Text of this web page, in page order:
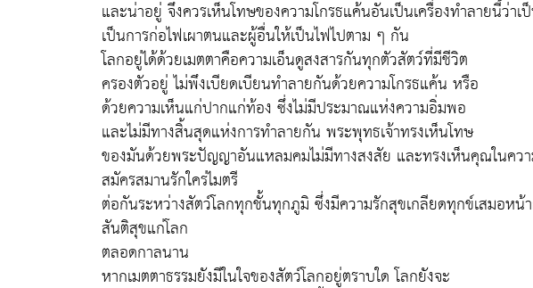
และน่าอยู่ จึงควรเห็นโทษของความโกรธแค้นอันเป็นเครื่องทำลายนี้ว่า
เป็นการก่อไฟเผาตนและผู้อื่นให้เป็นไฟไปตาม ๆ กัน
โลกอยู่ได้ด้วยเมตตาคือความเอ็นดูสงสารกันทุกตัวสัตว์ที่มีชีวิต
ครองตัวอยู่ ไม่พึงเบียดเบียนทำลายกันด้วยความโกรธแค้น หรือ
ด้วยความเห็นแก่ปากแก่ท้อง ซึ่งไม่มีประมาณแห่งความอิ่มพอ
และไม่มีทางสิ้นสุดแห่งการทำลายกัน พระพุทธเจ้าทรงเห็นโทษ
ของมันด้วยพระปัญญาอันแหลมคมไม่มีทางสงสัย และทรงเห็นคุณในควา
สมัครสมานรักใคร่ไมตรี
ต่อกันระหว่างสัตว์โลกทุกชั้นทุกภูมิ ซึ่งมีความรักสุขเกลียดทุกข์เสมอหน้
สันติสุขแก่โลก
ตลอดกาลนาน
หากเมตตาธรรมยังมีในใจของสัตว์โลกอยู่ตราบใด โลกยังจะ